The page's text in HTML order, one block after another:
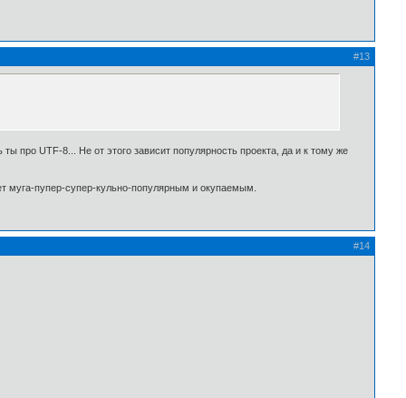
#13
про UTF-8... Не от этого зависит популярность проекта, да и к тому же
муга-пупер-супер-кульно-популярным и окупаемым.
#14